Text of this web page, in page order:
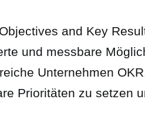
and Key
und messbare
Unternehmen
Prioritäten zu setzen